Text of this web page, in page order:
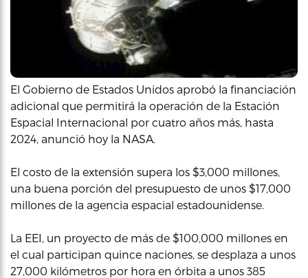
El Gobierno de Estados Unidos aprobó la financiación
adicional que permitirá la operación de la Estación
Espacial Internacional por cuatro años más, hasta
2024, anunció hoy la NASA.
El costo de la extensión supera los $3,000 millones,
una buena porción del presupuesto de unos $17,000
millones de la agencia espacial estadounidense.
La EEI, un proyecto de más de $100,000 millones en
el cual participan quince naciones, se desplaza a unos
27,000 kilómetros por hora en órbita a unos 385